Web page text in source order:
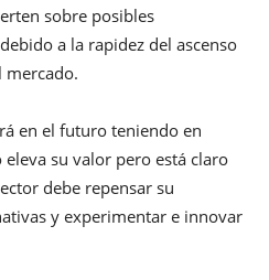
sobre posibles
a la rapidez del ascenso
mercado.
en el futuro teniendo en
su valor pero está claro
debe repensar su
y experimentar e innovar